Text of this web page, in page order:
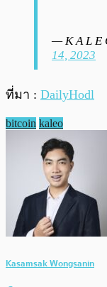
— K A L E
14, 2023
ที่มา : DailyHodl
bitcoin kaleo
Kasamsak Wongsanin